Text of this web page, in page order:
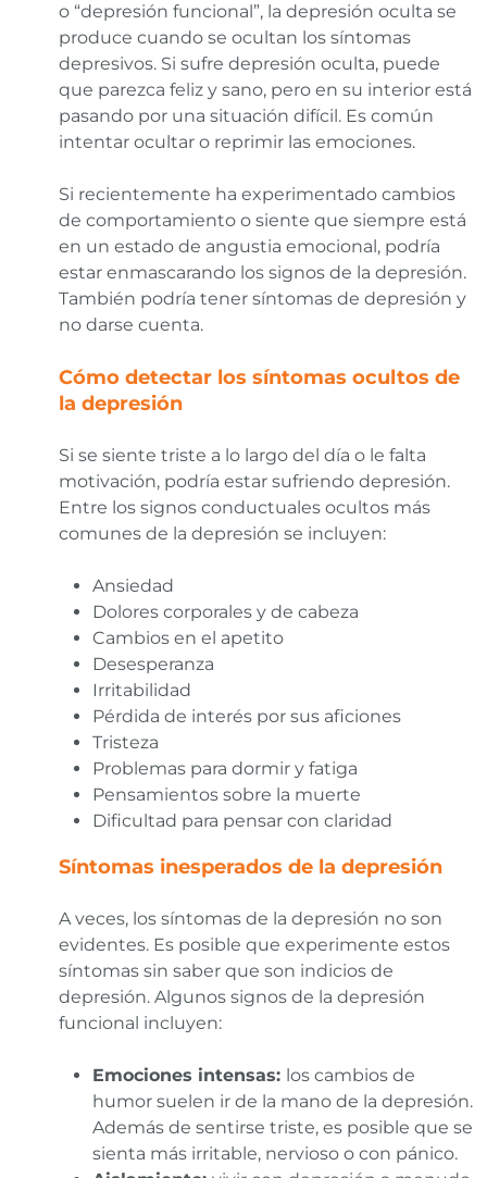
o “depresión funcional”, la depresión oculta se
produce cuando se ocultan los síntomas
depresivos. Si sufre depresión oculta, puede
que parezca feliz y sano, pero en su interior está
pasando por una situación difícil. Es común
intentar ocultar o reprimir las emociones.
Si recientemente ha experimentado cambios
de comportamiento o siente que siempre está
en un estado de angustia emocional, podría
estar enmascarando los signos de la depresión.
También podría tener síntomas de depresión y
no darse cuenta.
Cómo detectar los síntomas ocultos de
la depresión
Si se siente triste a lo largo del día o le falta
motivación, podría estar sufriendo depresión.
Entre los signos conductuales ocultos más
comunes de la depresión se incluyen:
Ansiedad
Dolores corporales y de cabeza
Cambios en el apetito
Desesperanza
Irritabilidad
Pérdida de interés por sus aficiones
Tristeza
Problemas para dormir y fatiga
Pensamientos sobre la muerte
Dificultad para pensar con claridad
Síntomas inesperados de la depresión
A veces, los síntomas de la depresión no son
evidentes. Es posible que experimente estos
síntomas sin saber que son indicios de
depresión. Algunos signos de la depresión
funcional incluyen:
Emociones intensas: los cambios de
humor suelen ir de la mano de la depresión.
Además de sentirse triste, es posible que se
sienta más irritable, nervioso o con pánico.